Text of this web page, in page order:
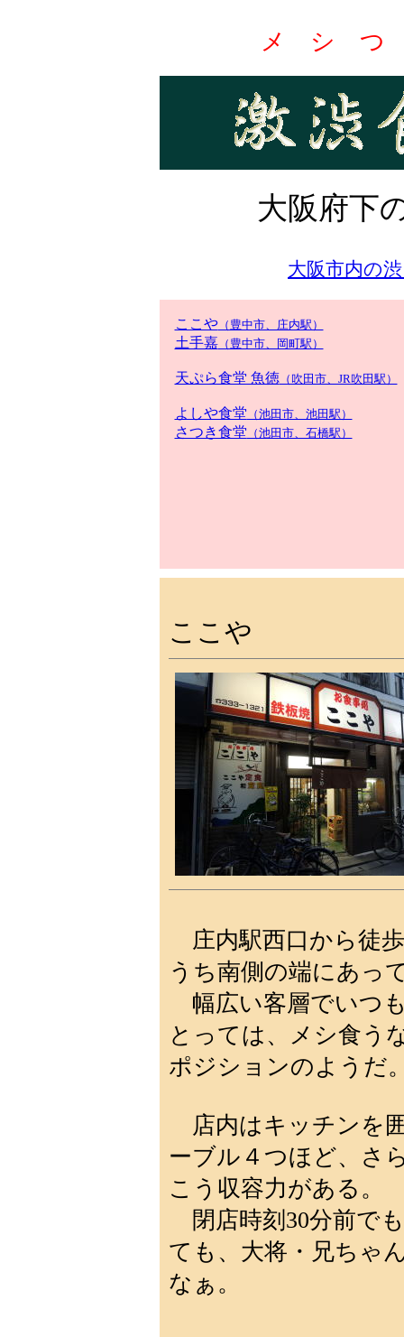
メ シ つ
大阪府下
大阪市内の
ここや（豊中市、庄内駅）
土手嘉（豊中市、岡町駅）
天ぷら食堂 魚徳（吹田市、JR吹田駅）
よしや食堂 （池田市、池田駅）
さつき食堂 （池田市、石橋駅）
ここや
庄内駅西口から徒
うち南側の端にあっ
幅広い客層でいつ
とっては、メシ食う
ポジションのようだ
店内はキッチンを
ーブル４つほど、さ
こう収容力がある。
閉店時刻30分前で
ても、大将・兄ちゃ
なぁ。